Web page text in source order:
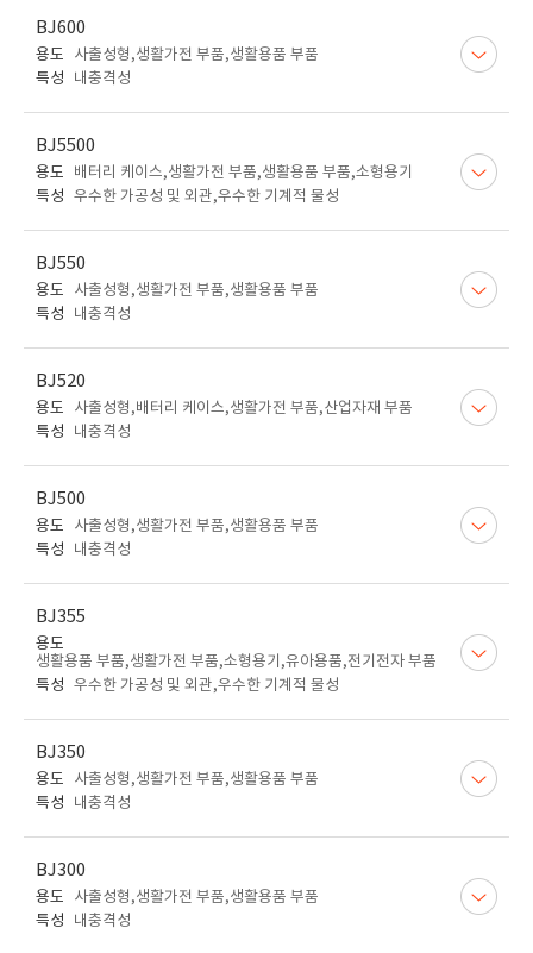
BJ600
용도
사출성형,생활가전 부품,생활용품 부품
특성
내충격성
BJ5500
용도
배터리 케이스,생활가전 부품,생활용품 부품,소형용기
특성 우수한 가공성 및 외관,우수한 기계적 물성
BJ550
용도
사출성형,생활가전 부품,생활용품 부품
특성
내충격성
BJ520
용도
사출성형,배터리 케이스,생활가전 부품,산업자재 부품
특성
내충격성
BJ500
용도
사출성형,생활가전 부품,생활용품 부품
특성
내충격성
BJ355
용도
생활용품 부품,생활가전 부품,소형용기,유아용품,전기전자 부품
특성 우수한 가공성 및 외관,우수한 기계적 물성
BJ350
용도
사출성형,생활가전 부품,생활용품 부품
특성
내충격성
BJ300
용도
사출성형,생활가전 부품,생활용품 부품
특성
내충격성